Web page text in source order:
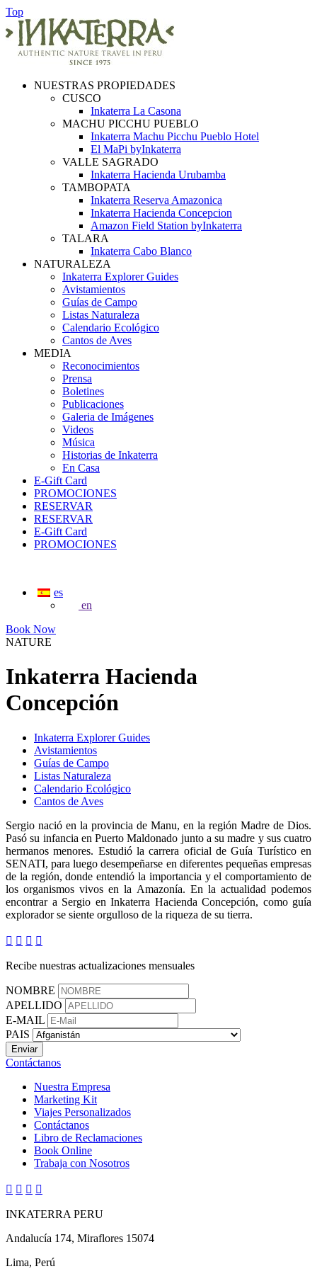
Top
NUESTRAS PROPIEDADES
CUSCO
Inkaterra La Casona
MACHU PICCHU PUEBLO
Inkaterra Machu Picchu Pueblo Hotel
El MaPi byInkaterra
VALLE SAGRADO
Inkaterra Hacienda Urubamba
TAMBOPATA
Inkaterra Reserva Amazonica
Inkaterra Hacienda Concepcion
Amazon Field Station byInkaterra
TALARA
Inkaterra Cabo Blanco
NATURALEZA
Inkaterra Explorer Guides
Avistamientos
Guías de Campo
Listas Naturaleza
Calendario Ecológico
Cantos de Aves
MEDIA
Reconocimientos
Prensa
Boletines
Publicaciones
Galeria de Imágenes
Videos
Música
Historias de Inkaterra
En Casa
E-Gift Card
PROMOCIONES
RESERVAR
RESERVAR
E-Gift Card
PROMOCIONES
es
en
Book Now
NATURE
Inkaterra Hacienda
Concepción
Inkaterra Explorer Guides
Avistamientos
Guías de Campo
Listas Naturaleza
Calendario Ecológico
Cantos de Aves
Sergio nació en la provincia de Manu, en la región Madre de Dios.
Pasó su infancia en Puerto Maldonado junto a su madre y sus cuatro
hermanos menores. Estudió la carrera oficial de Guía Turístico en
SENATI, para luego desempeñarse en diferentes pequeñas empresas
de la región, donde entendió la importancia y el comportamiento de
los organismos vivos en la Amazonía. En la actualidad podemos
encontrar a Sergio en Inkaterra Hacienda Concepción, como guía
explorador se siente orgulloso de la riqueza de su tierra.
   
Recibe nuestras actualizaciones mensuales
NOMBRE
APELLIDO
E-MAIL
PAIS
Contáctanos
Nuestra Empresa
Marketing Kit
Viajes Personalizados
Contáctanos
Libro de Reclamaciones
Book Online
Trabaja con Nosotros
   
INKATERRA PERU
Andalucía 174, Miraflores 15074
Lima, Perú